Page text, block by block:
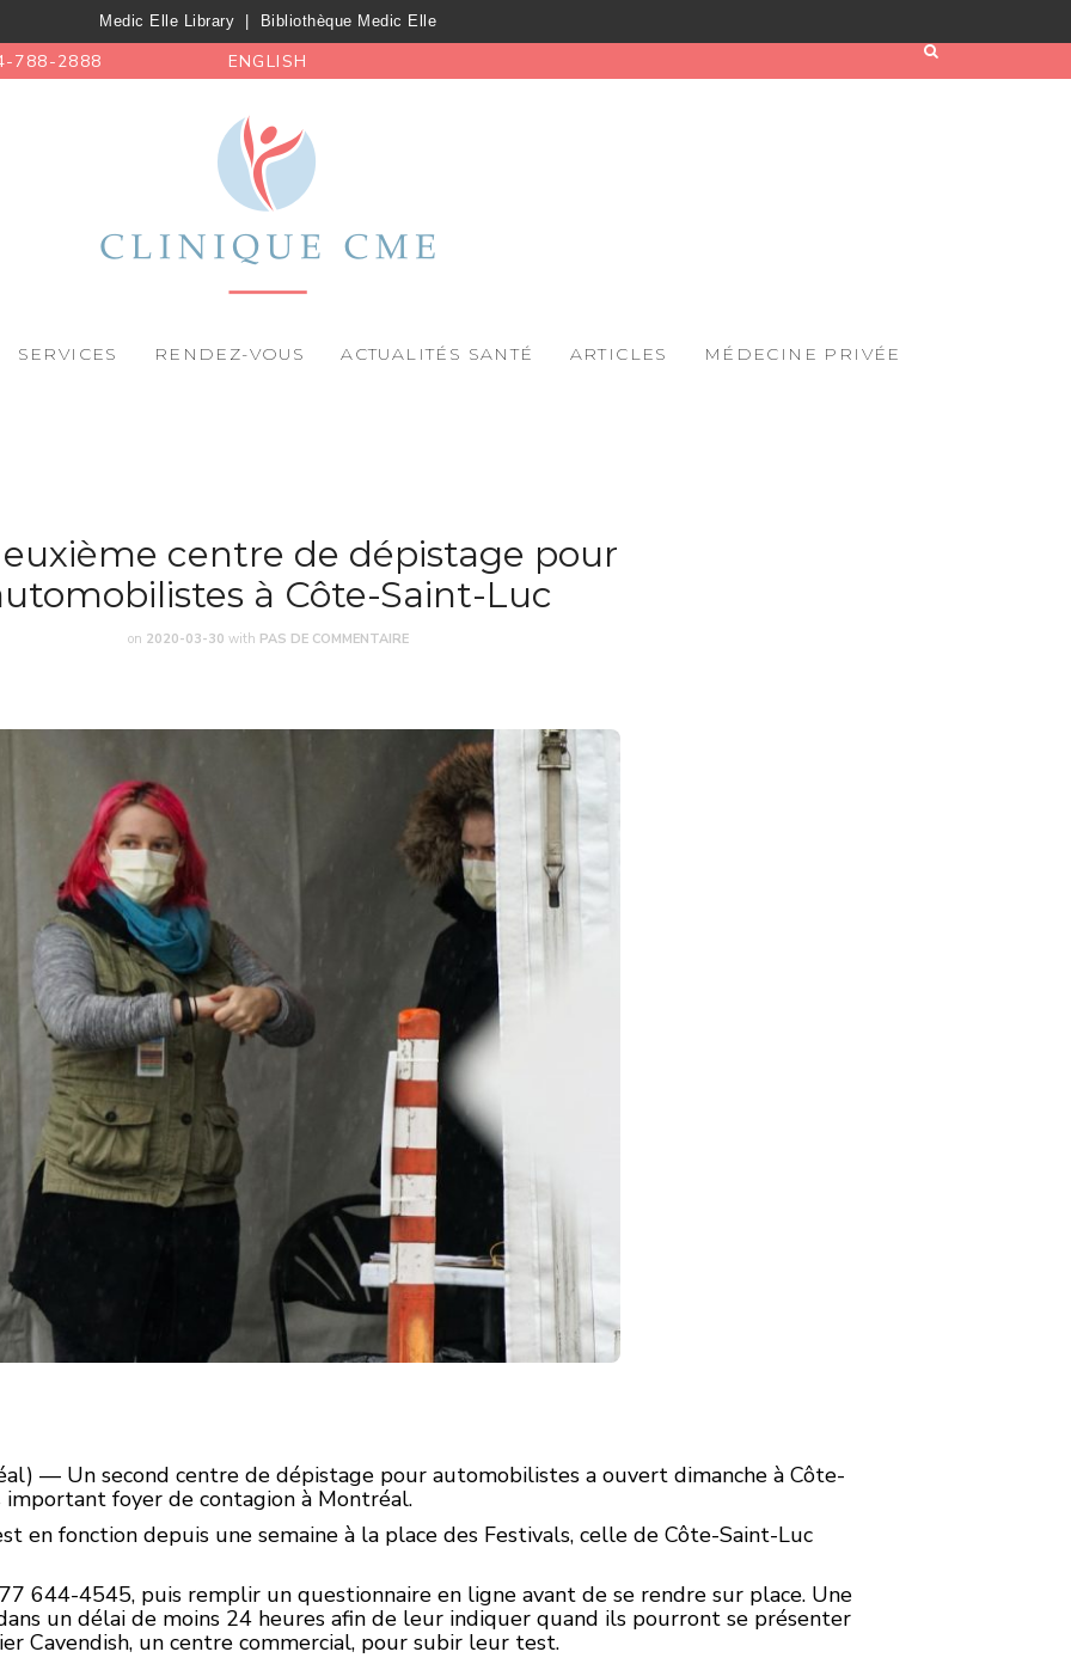
Medic Elle Library Bibliothèque Medic Elle
788-2888 ENGLISH
SERVICES RENDEZ-VOUS ACTUALITÉS SANTÉ ARTICLES MÉDECINE PRIVÉE
centre de dépistage pour
à Côte-Saint-Luc
on 2020-03-30 with PAS DE COMMENTAIRE
— Un second centre de dépistage pour automobilistes a ouvert dimanche à Côte-
foyer de contagion à Montréal.
en fonction depuis une semaine à la place des Festivals, celle de Côte-Saint-Luc
644-4545, puis remplir un questionnaire en ligne avant de se rendre sur place. Une
un délai de moins 24 heures afin de leur indiquer quand ils pourront se présenter
Cavendish, un centre commercial, pour subir leur test.